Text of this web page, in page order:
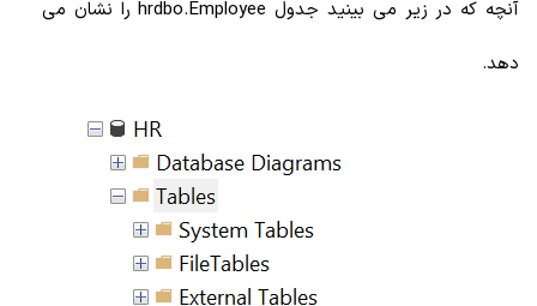
آنچه که در زیر می بینید جدول hrdbo.Employee را نشان می
دهد.